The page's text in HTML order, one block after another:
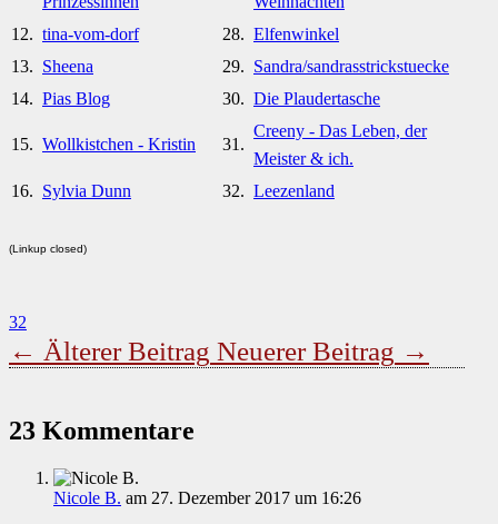
12. tina-vom-dorf 28. Elfenwinkel
13. Sheena 29. Sandra/sandrasstrickstuecke
14. Pias Blog 30. Die Plaudertasche
15. Wollkistchen - Kristin 31.
Creeny - Das Leben, der
Meister & ich.
16. Sylvia Dunn 32. Leezenland
(Linkup closed)
32
← Älterer Beitrag Neuerer Beitrag →
23 Kommentare
Nicole B. am 27. Dezember 2017 um 16:26